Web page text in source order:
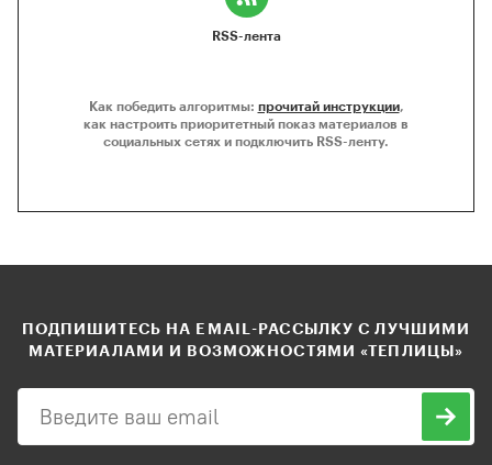
RSS-лента
Как победить алгоритмы: прочитай инструкции,
как настроить приоритетный показ материалов в
социальных сетях и подключить RSS-ленту.
ПОДПИШИТЕСЬ НА EMAIL-РАССЫЛКУ С ЛУЧШИМИ
МАТЕРИАЛАМИ И ВОЗМОЖНОСТЯМИ «ТЕПЛИЦЫ»